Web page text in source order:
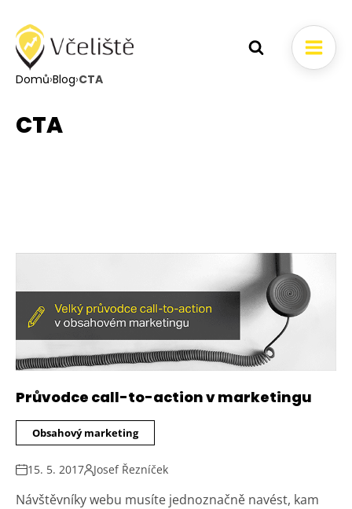
Domů›Blog›CTA
CTA
Průvodce call-to-action v marketingu
Obsahový marketing
15. 5. 2017 Josef Řezníček
Návštěvníky webu musíte jednoznačně navést, kam